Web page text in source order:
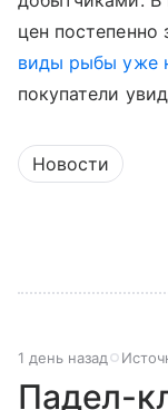
цен постепенно
виды рыбы уже
покупатели
Новости
1 день назад
Падел-